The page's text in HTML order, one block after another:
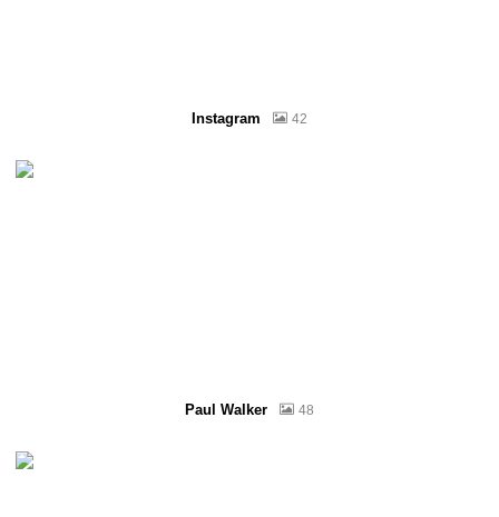
Instagram 42
Paul Walker 48